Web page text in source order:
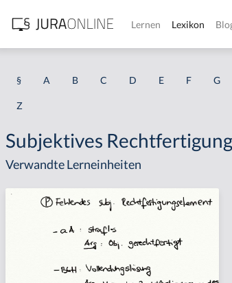
Lernen Lexikon
§ A B C D E F G
Z
Subjektives
Verwandte Lerneinheiten